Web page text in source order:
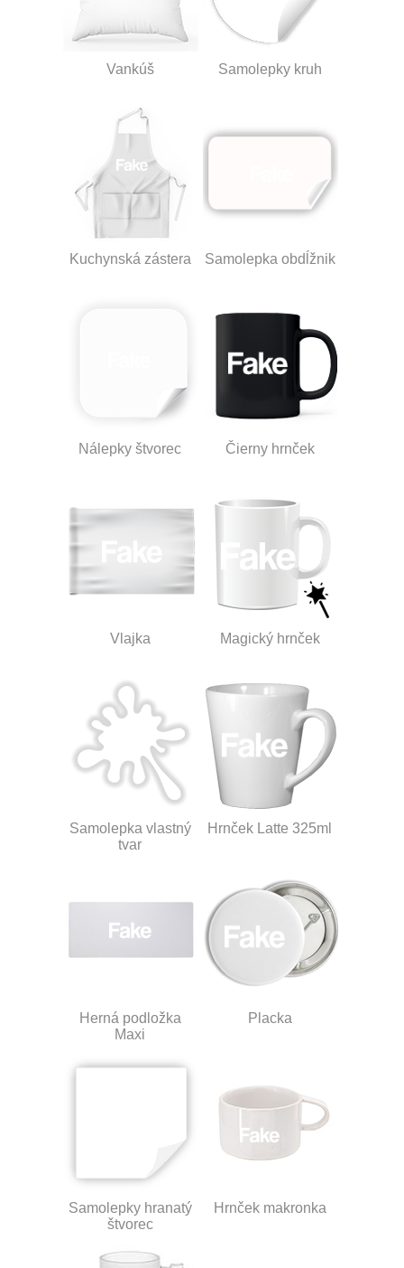
Vankúš Samolepky kruh
Kuchynská zástera Samolepka obdĺžnik
Nálepky štvorec Čierny hrnček
Vlajka Magický hrnček
Samolepka vlastný
tvar
Hrnček Latte 325ml
Herná podložka
Maxi
Placka
Samolepky hranatý
štvorec
Hrnček makronka